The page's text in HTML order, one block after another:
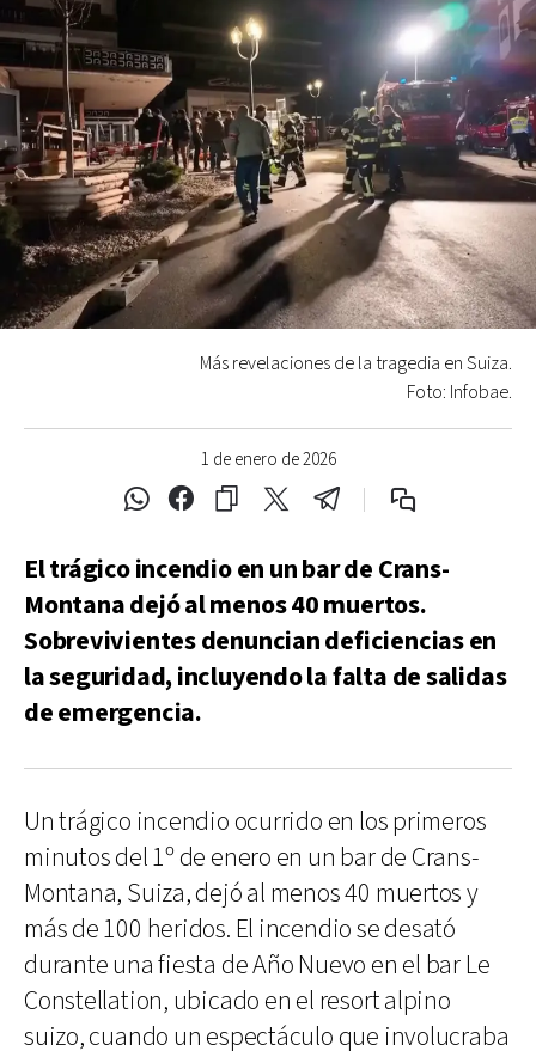
1 de enero de 2026
Más revelaciones de la tragedia en Suiza.
Foto: Infobae.
El trágico incendio en un bar de Crans-
Montana dejó al menos 40 muertos.
Sobrevivientes denuncian deficiencias en
la seguridad, incluyendo la falta de salidas
de emergencia.
Un trágico incendio ocurrido en los primeros
minutos del 1º de enero en un bar de Crans-
Montana, Suiza, dejó al menos 40 muertos y
más de 100 heridos. El incendio se desató
durante una fiesta de Año Nuevo en el bar Le
Constellation, ubicado en el resort alpino
suizo, cuando un espectáculo que involucraba